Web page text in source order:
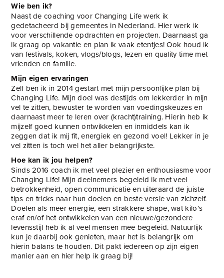
Wie ben ik?
Naast de coaching voor Changing Life werk ik
gedetacheerd bij gemeentes in Nederland. Hier werk ik
voor verschillende opdrachten en projecten. Daarnaast ga
ik graag op vakantie en plan ik vaak etentjes! Ook houd ik
van festivals, koken, vlogs/blogs, lezen en quality time met
vrienden en familie.
Mijn eigen ervaringen
Zelf ben ik in 2014 gestart met mijn persoonlijke plan bij
Changing Life. Mijn doel was destijds om lekkerder in mijn
vel te zitten, bewuster te worden van voedingskeuzes en
daarnaast meer te leren over (kracht)training. Hierin heb ik
mijzelf goed kunnen ontwikkelen en inmiddels kan ik
zeggen dat ik mij fit, energiek en gezond voel! Lekker in je
vel zitten is toch wel het aller belangrijkste.
Hoe kan ik jou helpen?
Sinds 2016 coach ik met veel plezier en enthousiasme voor
Changing Life! Mijn deelnemers begeleid ik met veel
betrokkenheid, open communicatie en uiteraard de juiste
tips en tricks naar hun doelen en beste versie van zichzelf.
Doelen als meer energie, een strakkere shape, wat kilo’s
eraf en/of het ontwikkelen van een nieuwe/gezondere
levensstijl heb ik al veel mensen mee begeleid. Natuurlijk
kun je daarbij ook genieten, maar het is belangrijk om
hierin balans te houden. Dit pakt iedereen op zijn eigen
manier aan en hier help ik graag bij!